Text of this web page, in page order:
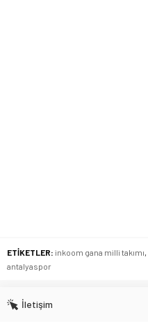
ETİKETLER: inkoom gana milli takımı
antalyaspor
İletişim